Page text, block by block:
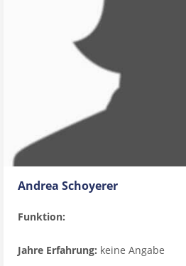
Andrea Schoyerer
Funktion:
Jahre Erfahrung: keine Angabe